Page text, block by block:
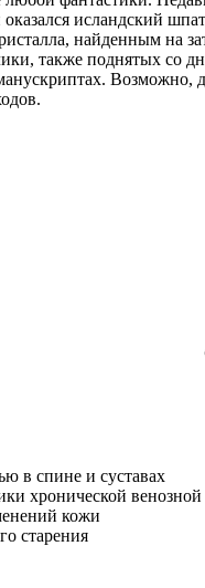
исландский
найденным на
также поднятых со
Возможно,
в спине и суставах
хронической венозной
кожи
старения